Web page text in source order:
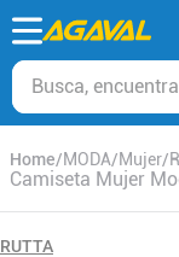
Busca, encuentra y
MODA Mujer
Camiseta Mujer
RUTTA